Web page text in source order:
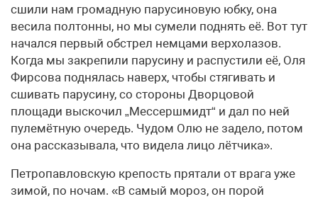
сшили нам громадную парусиновую юбку, она
весила полтонны, но мы сумели поднять её. Вот тут
начался первый обстрел немцами верхолазов.
Когда мы закрепили парусину и распустили её, Оля
Фирсова поднялась наверх, чтобы стягивать и
сшивать парусину, со стороны Дворцовой
площади выскочил „Мессершмидт“ и дал по ней
пулемётную очередь. Чудом Олю не задело, потом
она рассказывала, что видела лицо лётчика».
Петропавловскую крепость прятали от врага уже
зимой, по ночам. «В самый мороз, он порой